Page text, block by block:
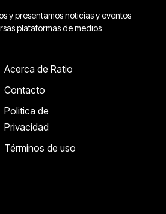
y presentamos noticias y eventos
plataformas de medios
Acerca de Ratio
Contacto
Politica de
Privacidad
Términos de uso